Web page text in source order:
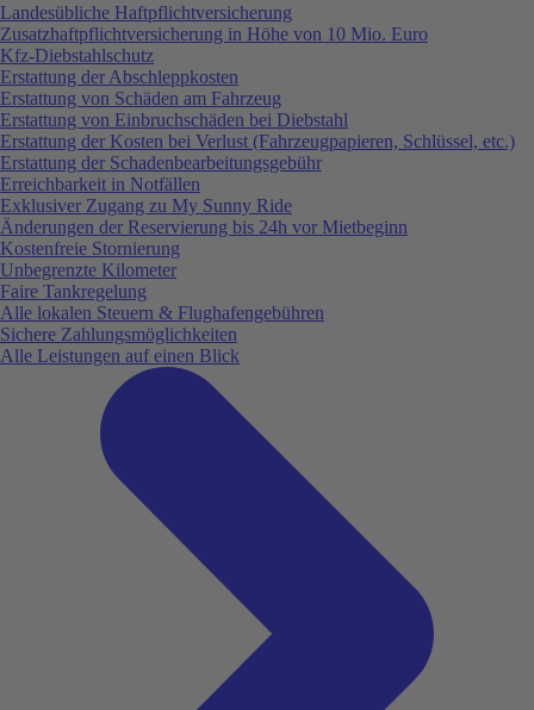
Landesübliche Haftpflichtversicherung
Zusatzhaftpflichtversicherung in Höhe von 10 Mio. Euro
Kfz-Diebstahlschutz
Erstattung der Abschleppkosten
Erstattung von Schäden am Fahrzeug
Erstattung von Einbruchschäden bei Diebstahl
Erstattung der Kosten bei Verlust (Fahrzeugpapieren, Schlüssel, etc.)
Erstattung der Schadenbearbeitungsgebühr
Erreichbarkeit in Notfällen
Exklusiver Zugang zu My Sunny Ride
Änderungen der Reservierung bis 24h vor Mietbeginn
Kostenfreie Stornierung
Unbegrenzte Kilometer
Faire Tankregelung
Alle lokalen Steuern & Flughafengebühren
Sichere Zahlungsmöglichkeiten
Alle Leistungen auf einen Blick